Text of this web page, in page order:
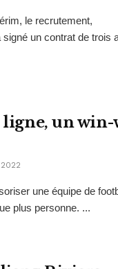
le recrutement,
un contrat de trois
ligne, un
une équipe de
plus personne. ...